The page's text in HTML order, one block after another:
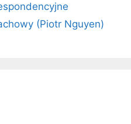
(Piotr Nguyen)